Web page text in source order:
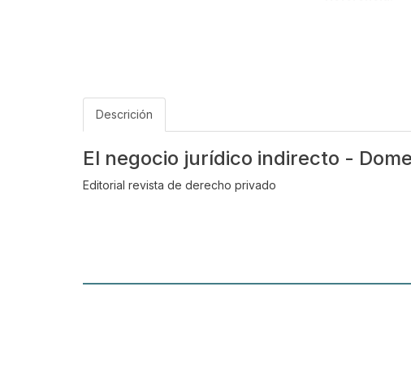
Descrición
El negocio jurídico indirecto -
Editorial revista de derecho privado